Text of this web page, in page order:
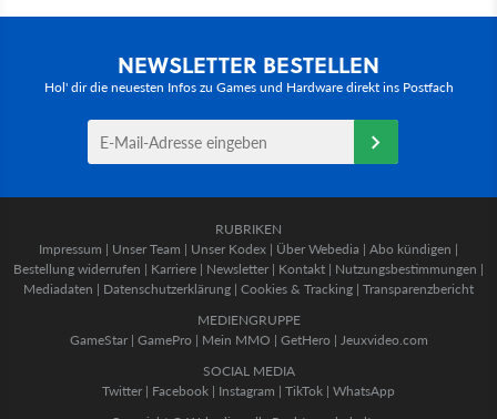
NEWSLETTER BESTELLEN
Hol' dir die neuesten Infos zu Games und Hardware direkt ins Postfach
RUBRIKEN
Impressum | Unser Team | Unser Kodex | Über Webedia | Abo kündigen |
Bestellung widerrufen | Karriere | Newsletter | Kontakt | Nutzungsbestimmungen |
Mediadaten | Datenschutzerklärung | Cookies & Tracking | Transparenzbericht
MEDIENGRUPPE
GameStar| GamePro | Mein MMO | GetHero | Jeuxvideo.com
SOCIAL MEDIA
Twitter | Facebook | Instagram | TikTok | WhatsApp